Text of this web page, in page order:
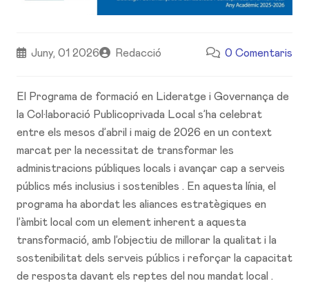
Juny, 01 2026 Redacció 0 Comentaris
El Programa de formació en Lideratge i Governança de
la Col·laboració Publicoprivada Local s’ha celebrat
entre els mesos d’abril i maig de 2026 en un context
marcat per la necessitat de transformar les
administracions públiques locals i avançar cap a serveis
públics més inclusius i sostenibles . En aquesta línia, el
programa ha abordat les aliances estratègiques en
l’àmbit local com un element inherent a aquesta
transformació, amb l’objectiu de millorar la qualitat i la
sostenibilitat dels serveis públics i reforçar la capacitat
de resposta davant els reptes del nou mandat local .